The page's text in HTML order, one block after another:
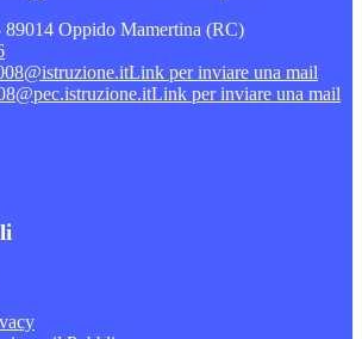
89014 Oppido Mamertina (RC)
Link per inviare una mail
Link per inviare una mail